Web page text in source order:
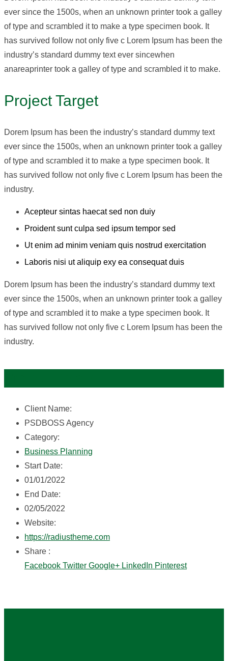
ever since the 1500s, when an unknown printer took a galley
of type and scrambled it to make a type specimen book. It
has survived follow not only five c Lorem Ipsum has been the
industry’s standard dummy text ever sincewhen
anareaprinter took a galley of type and scrambled it to make.
Project Target
Dorem Ipsum has been the industry’s standard dummy text
ever since the 1500s, when an unknown printer took a galley
of type and scrambled it to make a type specimen book. It
has survived follow not only five c Lorem Ipsum has been the
industry.
Acepteur sintas haecat sed non duiy
Proident sunt culpa sed ipsum tempor sed
Ut enim ad minim veniam quis nostrud exercitation
Laboris nisi ut aliquip exy ea consequat duis
Dorem Ipsum has been the industry’s standard dummy text
ever since the 1500s, when an unknown printer took a galley
of type and scrambled it to make a type specimen book. It
has survived follow not only five c Lorem Ipsum has been the
industry.
Client Name:
PSDBOSS Agency
Category:
Business Planning
Start Date:
01/01/2022
End Date:
02/05/2022
Website:
https://radiustheme.com
Share :
Facebook Twitter Google+ LinkedIn Pinterest